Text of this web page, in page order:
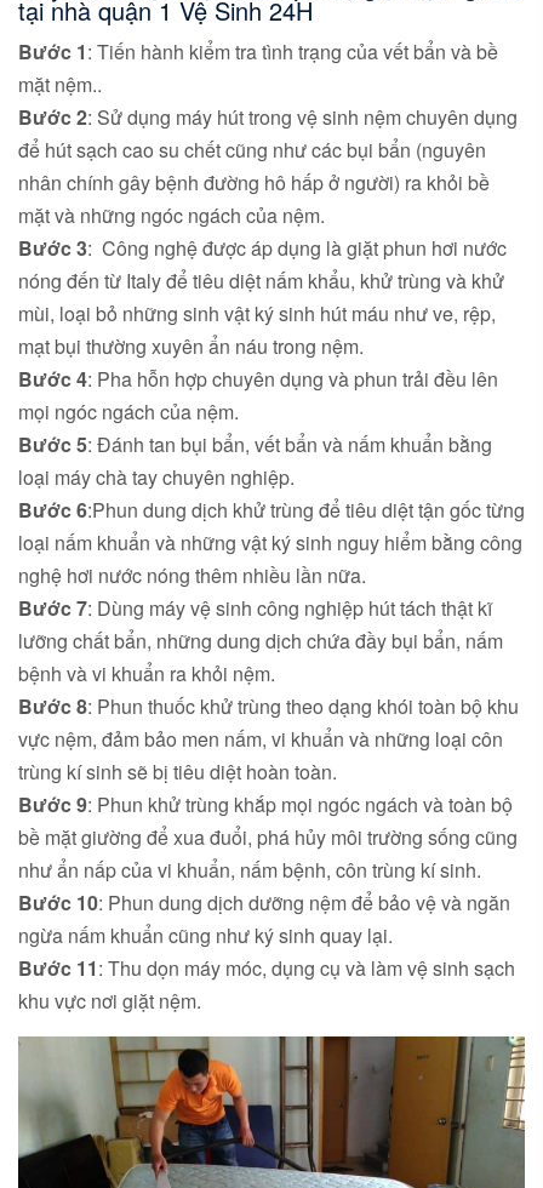
tại nhà quận 1 Vệ Sinh 24H
Bước 1: Tiến hành kiểm tra tình trạng của vết bẩn và bề
mặt nệm..
Bước 2: Sử dụng máy hút trong vệ sinh nệm chuyên dụng
để hút sạch cao su chết cũng như các bụi bẩn (nguyên
nhân chính gây bệnh đường hô hấp ở người) ra khỏi bề
mặt và những ngóc ngách của nệm.
Bước 3: Công nghệ được áp dụng là giặt phun hơi nước
nóng đến từ Italy để tiêu diệt nấm khẩu, khử trùng và khử
mùi, loại bỏ những sinh vật ký sinh hút máu như ve, rệp,
mạt bụi thường xuyên ẩn náu trong nệm.
Bước 4: Pha hỗn hợp chuyên dụng và phun trải đều lên
mọi ngóc ngách của nệm.
Bước 5: Đánh tan bụi bẩn, vết bẩn và nấm khuẩn bằng
loại máy chà tay chuyên nghiệp.
Bước 6:Phun dung dịch khử trùng để tiêu diệt tận gốc từng
loại nấm khuẩn và những vật ký sinh nguy hiểm bằng công
nghệ hơi nước nóng thêm nhiều lần nữa.
Bước 7: Dùng máy vệ sinh công nghiệp hút tách thật kĩ
lưỡng chất bẩn, những dung dịch chứa đầy bụi bẩn, nấm
bệnh và vi khuẩn ra khỏi nệm.
Bước 8: Phun thuốc khử trùng theo dạng khói toàn bộ khu
vực nệm, đảm bảo men nấm, vi khuẩn và những loại côn
trùng kí sinh sẽ bị tiêu diệt hoàn toàn.
Bước 9: Phun khử trùng khắp mọi ngóc ngách và toàn bộ
bề mặt giường để xua đuổi, phá hủy môi trường sống cũng
như ẩn nấp của vi khuẩn, nấm bệnh, côn trùng kí sinh.
Bước 10: Phun dung dịch dưỡng nệm để bảo vệ và ngăn
ngừa nấm khuẩn cũng như ký sinh quay lại.
Bước 11: Thu dọn máy móc, dụng cụ và làm vệ sinh sạch
khu vực nơi giặt nệm.